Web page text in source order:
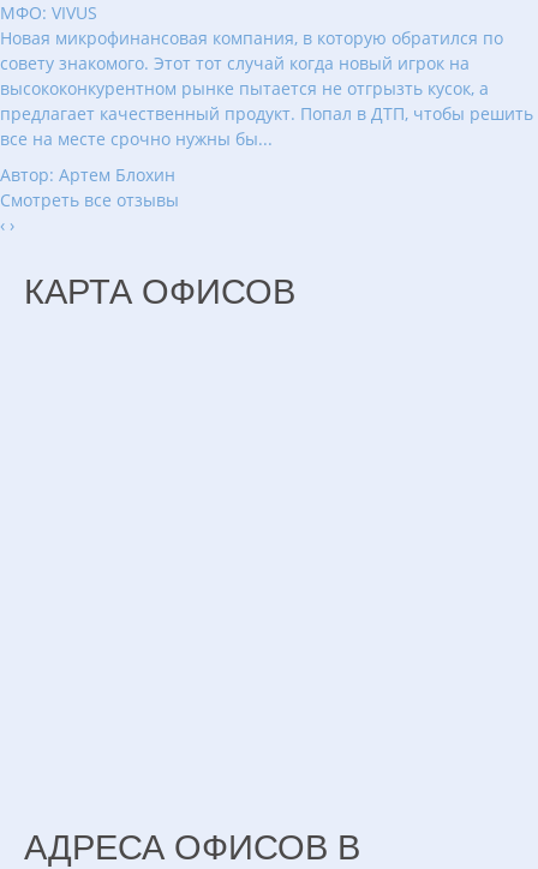
МФО: VIVUS
Новая микрофинансовая компания, в которую обратился по
совету знакомого. Этот тот случай когда новый игрок на
высококонкурентном рынке пытается не отгрызть кусок, а
предлагает качественный продукт. Попал в ДТП, чтобы решить
все на месте срочно нужны бы...
Автор: Артем Блохин
Смотреть все отзывы
‹ ›
КАРТА ОФИСОВ
АДРЕСА ОФИСОВ В